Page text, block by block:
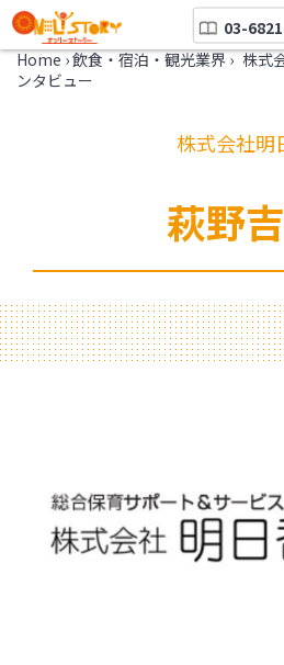
03-
Home ›飲食・宿泊・観光業界 › 株式
ンタビュー
株式会社明
萩野